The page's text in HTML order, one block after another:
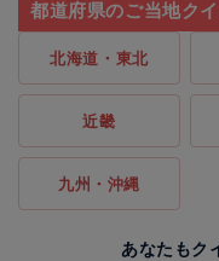
都道府県のご当地ク
北海道・東北
近畿
九州・沖縄
あなたもク